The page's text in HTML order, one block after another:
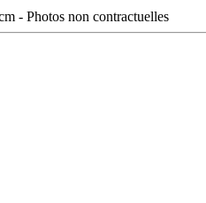
- Photos non contractuelles